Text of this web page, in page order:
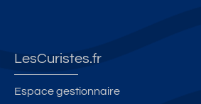
LesCuristes.fr
Espace gestionnaire